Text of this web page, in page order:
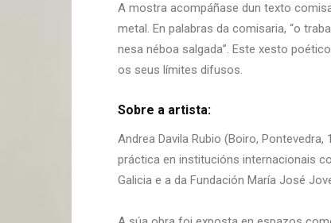
A mostra acompáñase dun texto
metal. En palabras da comisaria, “o
nesa néboa salgada”. Este xesto
os seus límites difusos.
Sobre a artista:
Andrea Davila Rubio (Boiro,
práctica en institucións internacionais
Galicia e a da Fundación María José